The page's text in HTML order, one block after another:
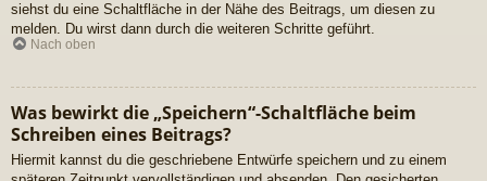
siehst du eine Schaltfläche in der Nähe des Beitrags, um diesen zu
melden. Du wirst dann durch die weiteren Schritte geführt.
Nach oben
Was bewirkt die „Speichern“-Schaltfläche beim
Schreiben eines Beitrags?
Hiermit kannst du die geschriebene Entwürfe speichern und zu einem